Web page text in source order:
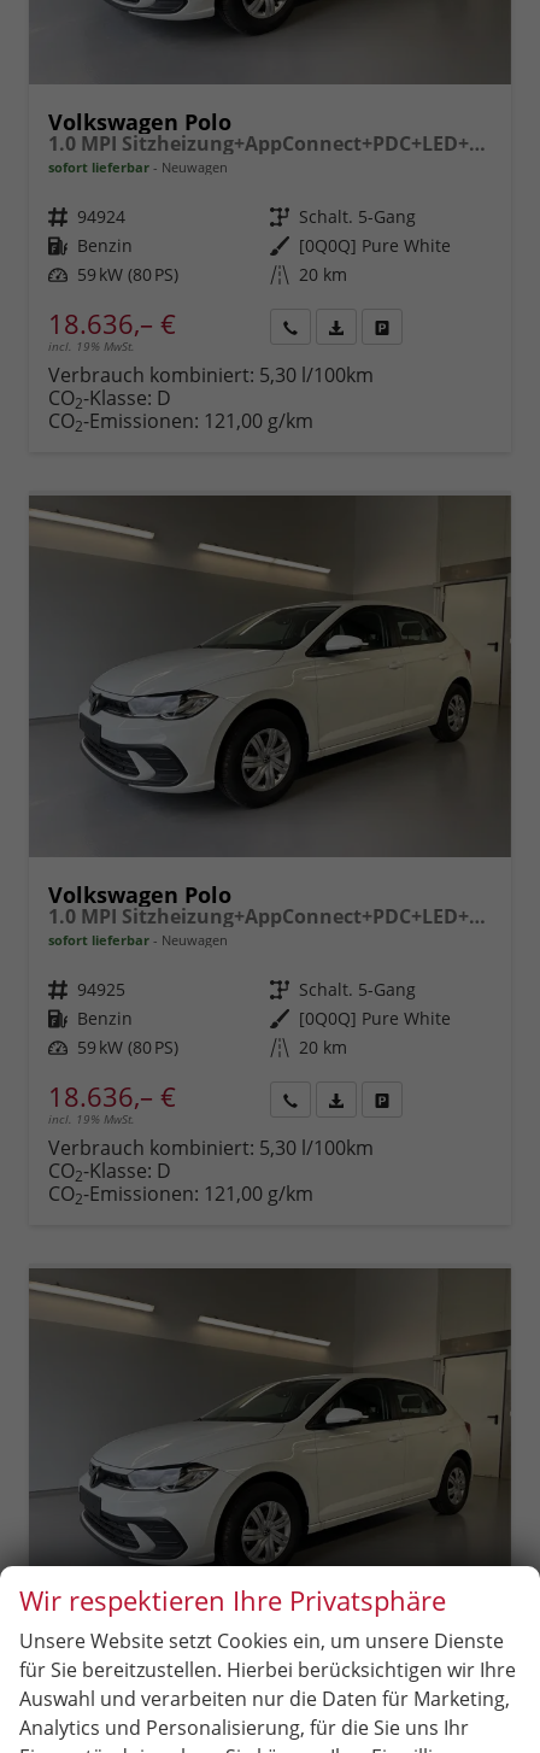
Volkswagen Polo
1.0 MPI Sitzheizung+AppConnect+PDC+LED+Touch+Lichtsensor+MultiLenkrad
sofort lieferbar Neuwagen
Fahrzeugnr. 94924 Getriebe Schalt. 5-Gang
Kraftstoff Benzin Außenfarbe [0Q0Q] Pure White
Leistung 59 kW (80 PS) Kilometerstand 20 km
18.636,– €
incl. 19% MwSt.
anfordern
Datei,
Verbrauch kombiniert: 5,30 l/100km
CO2-Klasse: D
CO2-Emissionen: 121,00 g/km
Volkswagen Polo
1.0 MPI Sitzheizung+AppConnect+PDC+LED+Touch+Lichtsensor+MultiLenkrad
sofort lieferbar Neuwagen
Fahrzeugnr. 94925 Getriebe Schalt. 5-Gang
Kraftstoff Benzin Außenfarbe [0Q0Q] Pure White
Leistung 59 kW (80 PS) Kilometerstand 20 km
18.636,– €
incl. 19% MwSt.
anfordern
Datei,
Verbrauch kombiniert: 5,30 l/100km
CO2-Klasse: D
CO2-Emissionen: 121,00 g/km
Volkswagen Polo
1.0 MPI Sitzheizung+AppConnect+PDC+LED+Touch+Lichtsensor+MultiLenkrad
Wir respektieren Ihre Privatsphäre
Unsere Website setzt Cookies ein, um unsere Dienste
für Sie bereitzustellen. Hierbei berücksichtigen wir Ihre
Auswahl und verarbeiten nur die Daten für Marketing,
Analytics und Personalisierung, für die Sie uns Ihr